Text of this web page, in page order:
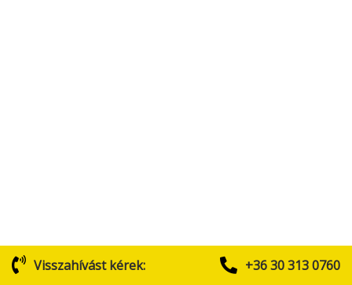
Visszahívást kérek: +36 30 313 0760